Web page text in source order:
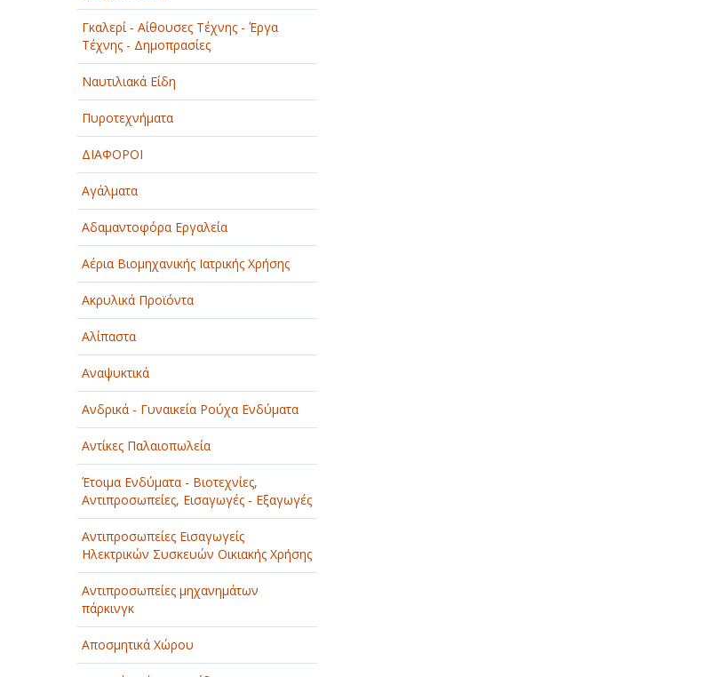
Γκαλερί - Αίθουσες Τέχνης - Έργα
Τέχνης - Δημοπρασίες
Ναυτιλιακά Είδη
Πυροτεχνήματα
ΔΙΑΦΟΡΟΙ
Αγάλματα
Αδαμαντοφόρα Εργαλεία
Αέρια Βιομηχανικής Ιατρικής Χρήσης
Ακρυλικά Προϊόντα
Αλίπαστα
Αναψυκτικά
Ανδρικά - Γυναικεία Ρούχα Ενδύματα
Αντίκες Παλαιοπωλεία
Έτοιμα Ενδύματα - Βιοτεχνίες,
Αντιπροσωπείες, Εισαγωγές - Εξαγωγές
Αντιπροσωπείες Εισαγωγείς
Ηλεκτρικών Συσκευών Οικιακής Χρήσης
Αντιπροσωπείες μηχανημάτων
πάρκινγκ
Αποσμητικά Χώρου